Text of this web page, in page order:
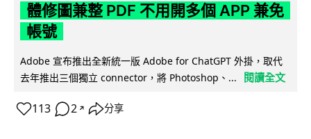
體修圖兼整 PDF 不用開多個 APP 兼免
帳號
Adobe 宣布推出全新統一版 Adobe for ChatGPT 外掛，取代
去年推出三個獨立 connector，將 Photoshop、...
閱讀全文
113 2 ↗ 分享